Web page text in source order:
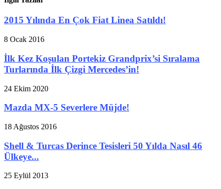
2015 Yılında En Çok Fiat Linea Satıldı!
8 Ocak 2016
İlk Kez Koşulan Portekiz Grandprix’si Sıralama
Turlarında İlk Çizgi Mercedes’in!
24 Ekim 2020
Mazda MX-5 Severlere Müjde!
18 Ağustos 2016
Shell & Turcas Derince Tesisleri 50 Yılda Nasıl 46
Ülkeye...
25 Eylül 2013